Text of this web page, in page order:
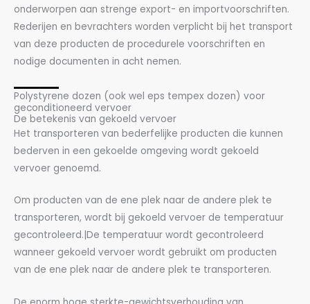
onderworpen aan strenge export- en importvoorschriften.
Rederijen en bevrachters worden verplicht bij het transport
van deze producten de procedurele voorschriften en
nodige documenten in acht nemen.
Polystyrene dozen (ook wel eps tempex dozen) voor
geconditioneerd vervoer
De betekenis van gekoeld vervoer
Het transporteren van bederfelijke producten die kunnen
bederven in een gekoelde omgeving wordt gekoeld
vervoer genoemd.
Om producten van de ene plek naar de andere plek te
transporteren, wordt bij gekoeld vervoer de temperatuur
gecontroleerd.|De temperatuur wordt gecontroleerd
wanneer gekoeld vervoer wordt gebruikt om producten
van de ene plek naar de andere plek te transporteren.